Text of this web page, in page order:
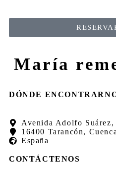
María
DÓNDE
Avenida Adolfo Suárez,
16400 Tarancón, Cuenca
España
CONTÁCTENOS